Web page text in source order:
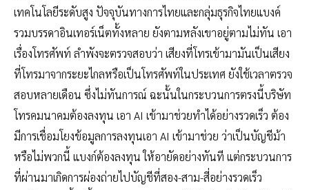
เทคโนโลยีระดับสูง ปัจจุบันทางการไทยและกลุ่มธุรกิจไทยแบงค์
รวมบรรดาอินเทอร์เน็ตทั้งหลาย ยังตามหลังเขาอยู่ตามไม่ทัน เอา
เรื่องโทรศัพท์ ลำพังจะตรวจสอบว่า เสียงที่โทรเข้ามามันเป็นเสียง
ที่โทรมาจากระยะไกลหรือเป็นโทรศัพท์ในประเทศ ยังใช้เวลาตรวจ
สอบหลายเดือน ซึ่งไม่ทันการณ์ ฉะนั้นในกระบวนการตรงนี้บริษัท
โทรคมนาคมต้องลงทุน เอา AI เข้ามาช่วยทำได้อย่างรวดเร็ว ต้อง
มีการเชื่อมโยงข้อมูลการลงทุนเอา AI เข้ามาช่วย ว่าเป็นบัญชีม้า
หรือไม่พวกนี้ แบงก์ต้องลงทุน ให้อายัดอย่างทันที แต่กระบวนการ
ที่ผ่านมาเกิดการผ่องถ่ายไปบัญชีที่สอง-สาม-สี่อย่างรวดเร็ว